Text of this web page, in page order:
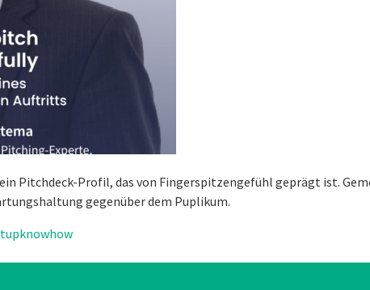
Pitchdeck-Profil, das von Fingerspitzengefühl geprägt ist.
gegenüber dem Puplikum.